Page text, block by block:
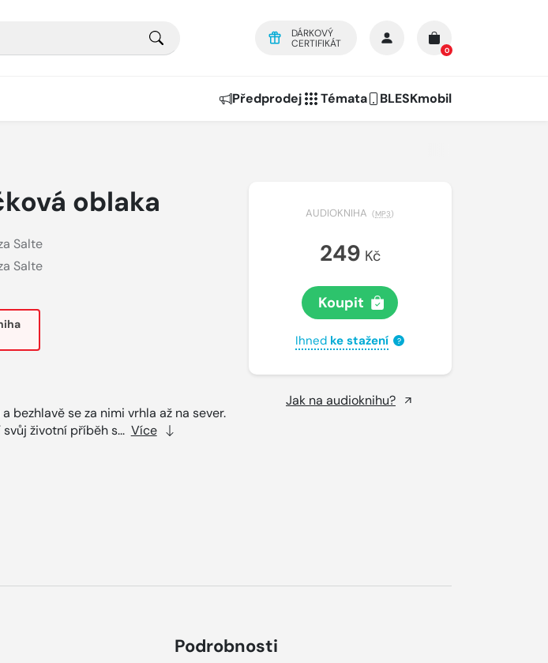
DÁRKOVÝ
CERTIFIKÁT
0
Předprodej Témata BLESKmobil
oblaka
Salte
Salte
bezhlavě se za nimi vrhla až na sever.
životní příběh s... Více
AUDIOKNIHA (MP3)
249 Kč
Koupit
Ihned ke stažení ?
Jak na audioknihu?
Podrobnosti